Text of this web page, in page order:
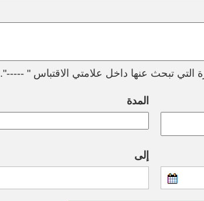
التي تبحث عنها داخل علامتي الاقتباس " -----".
المدة
إلى